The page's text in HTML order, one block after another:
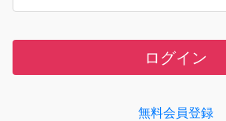
ログイン
無料会員登録